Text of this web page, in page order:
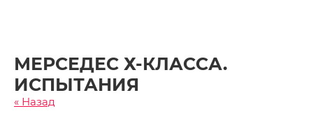
МЕРСЕДЕС Х-КЛАССА.
ИСПЫТАНИЯ
« Назад